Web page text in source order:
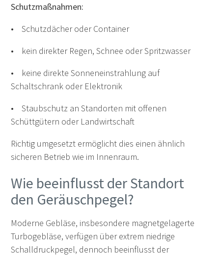
Schutzmaßnahmen:
• Schutzdächer oder Container
• kein direkter Regen, Schnee oder Spritzwasser
• keine direkte Sonneneinstrahlung auf
Schaltschrank oder Elektronik
• Staubschutz an Standorten mit offenen
Schüttgütern oder Landwirtschaft
Richtig umgesetzt ermöglicht dies einen ähnlich
sicheren Betrieb wie im Innenraum.
Wie beeinflusst der Standort
den Geräuschpegel?
Moderne Gebläse, insbesondere magnetgelagerte
Turbogebläse, verfügen über extrem niedrige
Schalldruckpegel, dennoch beeinflusst der